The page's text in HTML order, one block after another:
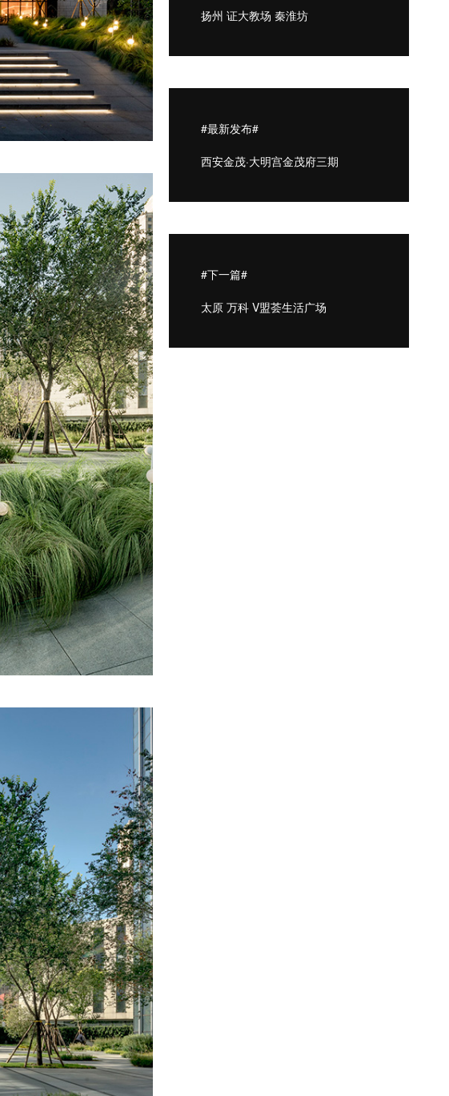
扬州 证大教场 秦淮坊
#最新发布#
西安金茂·大明宫金茂府三期
#下一篇#
太原 万科 V盟荟生活广场